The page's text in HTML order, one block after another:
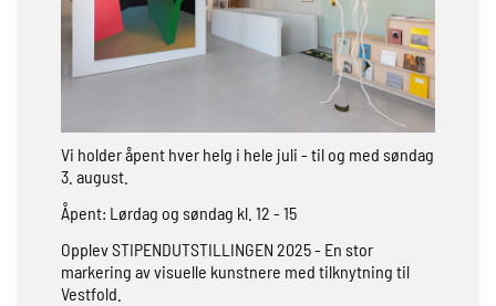
Vi holder åpent hver helg i hele juli - til og med søndag
3. august.
Åpent: Lørdag og søndag kl. 12 - 15
Opplev STIPENDUTSTILLINGEN 2025 - En stor
markering av visuelle kunstnere med tilknytning til
Vestfold.